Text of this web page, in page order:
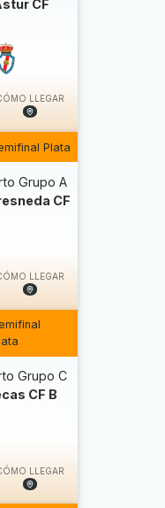
CF
LLEGAR
Plata
Grupo A
CF
LLEGAR
Grupo C
CF B
LLEGAR